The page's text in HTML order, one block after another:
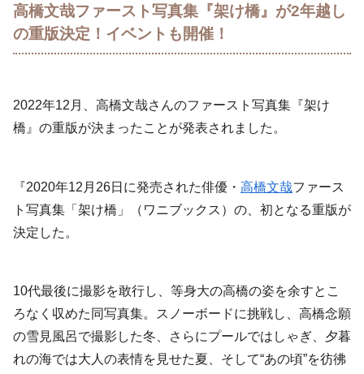
高橋文哉ファースト写真集『架け橋』が2年越し
の重版決定！イベントも開催！
2022年12月、高橋文哉さんのファースト写真集『架け
橋』の重版が決まったことが発表されました。
『2020年12月26日に発売された俳優・ 高橋文哉ファース
ト写真集「架け橋」（ワニブックス）の、初となる重版が
決定した。
10代最後に撮影を敢行し、等身大の高橋の姿を余すとこ
ろなく収めた同写真集。スノーボードに挑戦し、高橋念願
の雪見風呂で撮影した冬、さらにプールではしゃぎ、夕暮
れの海では大人の表情を見せた夏、そして“あの頃”を彷彿